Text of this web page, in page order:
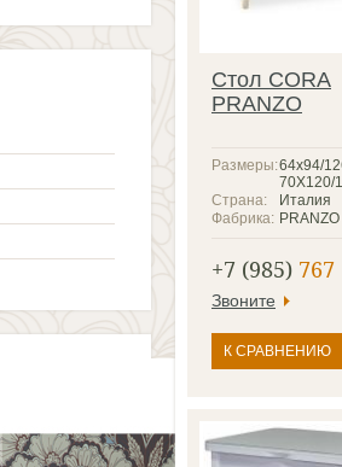
Стол CORA
PRANZO
64x94/
70Х120/
Размеры:
Италия
Страна:
PRANZO
Фабрика:
+7 (985) 767
Звоните
К СРАВНЕНИЮ